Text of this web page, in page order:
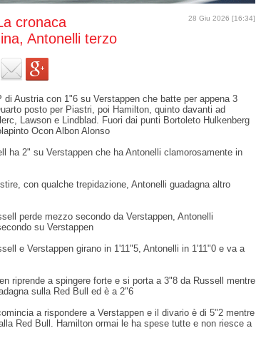
28 Giu 2026 [16:34]
cronaca
Antonelli terzo
di Austria con 1"6 su Verstappen che batte per appena 3
posto per Piastri, poi Hamilton, quinto davanti ad
Lawson e Lindblad. Fuori dai punti Bortoleto Hulkenberg
Ocon Albon Alonso
ha 2" su Verstappen che ha Antonelli clamorosamente in
con qualche trepidazione, Antonelli guadagna altro
perde mezzo secondo da Verstappen, Antonelli
su Verstappen
e Verstappen girano in 1'11"5, Antonelli in 1'11"0 e va a
riprende a spingere forte e si porta a 3"8 da Russell mentre
sulla Red Bull ed è a 2"6
a rispondere a Verstappen e il divario è di 5"2 mentre
Red Bull. Hamilton ormai le ha spese tutte e non riesce a